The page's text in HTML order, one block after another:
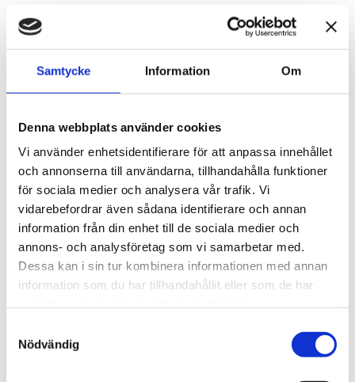
Samtycke Information Om
Denna webbplats använder cookies
Vi använder enhetsidentifierare för att anpassa innehållet
och annonserna till användarna, tillhandahålla funktioner
för sociala medier och analysera vår trafik. Vi
vidarebefordrar även sådana identifierare och annan
information från din enhet till de sociala medier och
annons- och analysföretag som vi samarbetar med.
Dessa kan i sin tur kombinera informationen med annan
information som du har tillhandahållit eller som de har
Nödvändig
830 kr
Finns i lager
Passande tillbehör
Slipsug, S245, 45 l
S245, S2-series, 45l
11 550 kr Läs mer